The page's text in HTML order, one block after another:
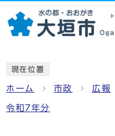
現在位置
ホーム 市政 広報
令和7年分